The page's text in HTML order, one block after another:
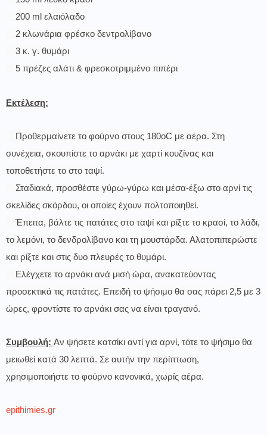
200 ml ελαιόλαδο
2 κλωνάρια φρέσκο δεντρολίβανο
3 κ. γ. θυμάρι
5 πρέζες αλάτι & φρεσκοτριμμένο πιπέρι
Εκτέλεση:
Προθερμαίνετε το φούρνο στους 180οC με αέρα. Στη
συνέχεια, σκουπίστε το αρνάκι με χαρτί κουζίνας και
τοποθετήστε το στο ταψί.
Σταδιακά, προσθέστε γύρω-γύρω και μέσα-έξω στο αρνί τις
σκελίδες σκόρδου, οι οποίες έχουν πολτοποιηθεί.
Έπειτα, βάλτε τις πατάτες στο ταψί και ρίξτε το κρασί, το λάδι,
το λεμόνι, το δενδρολίβανο και τη μουστάρδα. Αλατοπιπερώστε
και ρίξτε και στις δυο πλευρές το θυμάρι.
Ελέγχετε το αρνάκι ανά μισή ώρα, ανακατεύοντας
προσεκτικά τις πατάτες. Επειδή το ψήσιμο θα σας πάρει 2,5 με 3
ώρες, φροντίστε το αρνάκι σας να είναι τραγανό.
Συμβουλή: Αν ψήσετε κατσίκι αντί για αρνί, τότε το ψήσιμο θα
μειωθεί κατά 30 λεπτά. Σε αυτήν την περίπτωση,
χρησιμοποιήστε το φούρνο κανονικά, χωρίς αέρα.
epithimies.gr